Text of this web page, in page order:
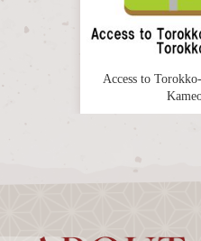
ข้อมูลสถานีทั้งหมด
สถานี Torokko Saga
สถานี Torokko Arashiyama
Access to